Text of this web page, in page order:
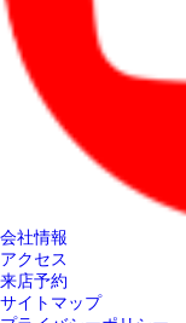
会社情報
アクセス
来店予約
サイトマップ